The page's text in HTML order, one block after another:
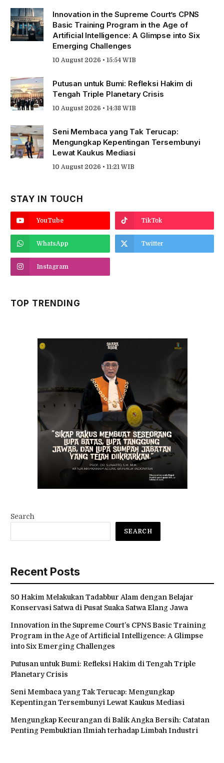
Innovation in the Supreme Court’s CPNS
Basic Training Program in the Age of
Artificial Intelligence: A Glimpse into Six
Emerging Challenges
10 August 2026 • 15:54 WIB
Putusan untuk Bumi: Refleksi Hakim di
Tengah Triple Planetary Crisis
10 August 2026 • 14:38 WIB
Seni Membaca yang Tak Terucap:
Mengungkap Kepentingan Tersembunyi
Lewat Kaukus Mediasi
10 August 2026 • 11:21 WIB
STAY IN TOUCH
YouTube TikTok
WhatsApp Twitter
Instagram
TOP TRENDING
Search
SEARCH
Recent Posts
80 Hakim Melakukan Tadabbur Alam dengan Belajar
Konservasi Satwa di Pusat Suaka Satwa Elang Jawa
Innovation in the Supreme Court’s CPNS Basic Training
Program in the Age of Artificial Intelligence: A Glimpse
into Six Emerging Challenges
Putusan untuk Bumi: Refleksi Hakim di Tengah Triple
Planetary Crisis
Seni Membaca yang Tak Terucap: Mengungkap
Kepentingan Tersembunyi Lewat Kaukus Mediasi
Mengungkap Kecurangan di Balik Angka Bersih: Catatan
Penting Pembuktian Ilmiah terhadap Limbah Industri